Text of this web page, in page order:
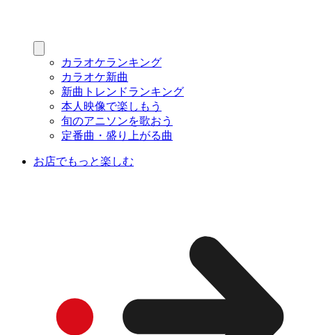
カラオケランキング
カラオケ新曲
新曲トレンドランキング
本人映像で楽しもう
旬のアニソンを歌おう
定番曲・盛り上がる曲
お店でもっと楽しむ